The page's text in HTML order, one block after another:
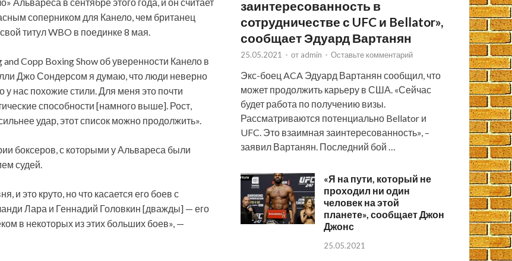
соперником для Канело, чем британец
титул WBO в поединке 8 мая.
Copp Boxing Show об уверенности Канело в
Джо Сондерсом я думаю, что люди неверно
у нас похожие стили. Для меня это почти
способности [намного выше]. Рост,
удар, этот список можно продолжить».
боксеров, с которыми у Альвареса были
судей.
и это круто, но что касается его боев с
Лара и Геннадий Головкин [дважды] — его
в некоторых из этих больших боев», —
заинтересованность в
сотрудничестве с UFC и Bellator»,
сообщает Эдуард Вартанян
25.05.2021 - от admin - Оставьте комментарий
Экс-боец ACA Эдуард Вартанян сообщил, что
может продолжить карьеру в США. «Сейчас
будет работа по получению визы.
Рассматриваются потенциально Bellator и
UFC. Это взаимная заинтересованность», –
заявил Вартанян. Последний бой …
«Я на пути, который не
проходил ни один
человек на этой
планете», сообщает Джон
Джонс
25.05.2021